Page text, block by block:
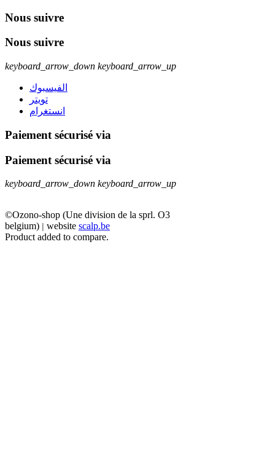
Nous suivre
Nous suivre
keyboard_arrow_down keyboard_arrow_up
الفيسبوك
تويتر
انستغرام
Paiement sécurisé via
Paiement sécurisé via
keyboard_arrow_down keyboard_arrow_up
©Ozono-shop (Une division de la sprl. O3
belgium) | website scalp.be
Product added to compare.